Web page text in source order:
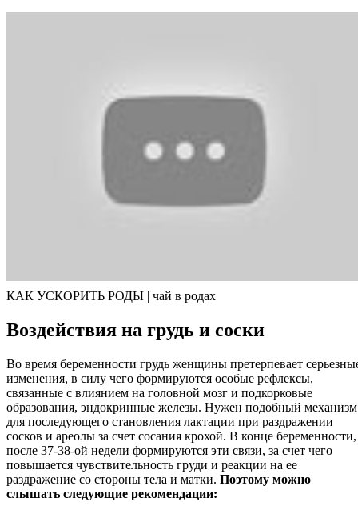
КАК УСКОРИТЬ РОДЫ | чай в родах
Воздействия на грудь и соски
Во время беременности грудь женщины претерпевает
изменения, в силу чего формируются особые рефлексы,
связанные с влиянием на головной мозг и подкорковые
образования, эндокринные железы. Нужен подобный механизм
для последующего становления лактации при раздражении
сосков и ареолы за счет сосания крохой. В конце беременности,
после 37-38-ой недели формируются эти связи, за счет чего
повышается чувствительность груди и реакции на ее
раздражение со стороны тела и матки. Поэтому можно
слышать следующие рекомендации: